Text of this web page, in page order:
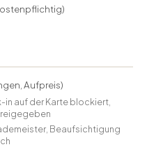
Aufpreis)
in auf der Karte blockiert,
Beaufsichtigung